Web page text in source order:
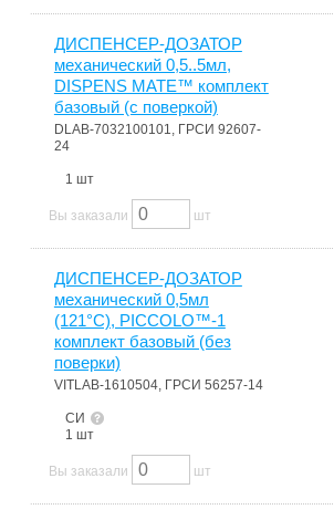
ДИСПЕНСЕР-ДОЗАТОР
механический 0,5..5мл,
DISPENS MATE™ комплект
базовый (c поверкой)
DLAB-7032100101, ГРСИ 92607-
24
1 шт
Вы заказали шт
ДИСПЕНСЕР-ДОЗАТОР
механический 0,5мл
(121°С), PICCOLO™-1
комплект базовый (без
поверки)
VITLAB-1610504, ГРСИ 56257-14
СИ
1 шт
Вы заказали шт